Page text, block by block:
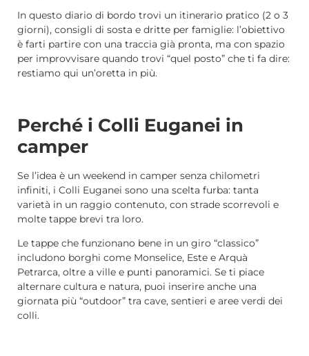
In questo diario di bordo trovi un itinerario pratico (2 o 3
giorni), consigli di sosta e dritte per famiglie: l’obiettivo
è farti partire con una traccia già pronta, ma con spazio
per improvvisare quando trovi “quel posto” che ti fa dire:
restiamo qui un’oretta in più.
Perché i Colli Euganei in
camper
Se l’idea è un weekend in camper senza chilometri
infiniti, i Colli Euganei sono una scelta furba: tanta
varietà in un raggio contenuto, con strade scorrevoli e
molte tappe brevi tra loro.
Le tappe che funzionano bene in un giro “classico”
includono borghi come Monselice, Este e Arquà
Petrarca, oltre a ville e punti panoramici. Se ti piace
alternare cultura e natura, puoi inserire anche una
giornata più “outdoor” tra cave, sentieri e aree verdi dei
colli.